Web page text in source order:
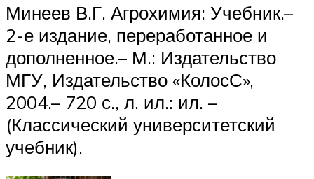
Минеев В.Г. Агрохимия: Учебник.–
2-е издание, переработанное и
дополненное.– М.: Издательство
МГУ, Издательство «КолосС»,
2004.– 720 с., л. ил.: ил. –
(Классический университетский
учебник).